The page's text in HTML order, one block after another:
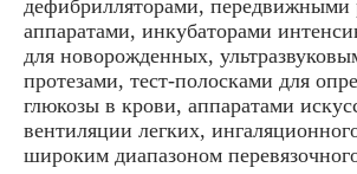
дефибрилляторами, передвижными
аппаратами, инкубаторами
для новорожденных,
протезами, тест-полосками для
глюкозы в крови, аппаратами
вентиляции легких,
широким диапазоном